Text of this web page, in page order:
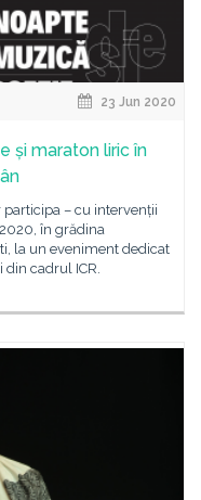
23 Jun 2020
și maraton liric în
– cu intervenții
în grădina
la un eveniment dedicat
din cadrul ICR.